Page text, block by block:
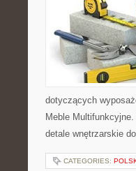
dotyczących
Meble
detale wnętrzarskie
CATEGORIES: